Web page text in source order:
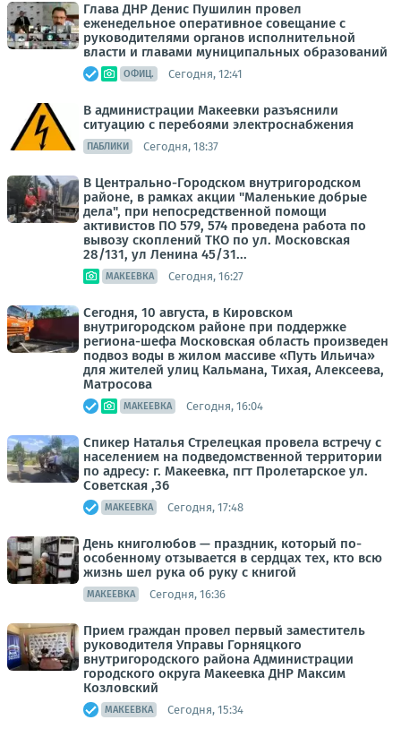
Глава ДНР Денис Пушилин провел
еженедельное оперативное совещание с
руководителями органов исполнительной
власти и главами муниципальных образований
ОФИЦ. Сегодня, 12:41
В администрации Макеевки разъяснили
ситуацию с перебоями электроснабжения
ПАБЛИКИ Сегодня, 18:37
В Центрально-Городском внутригородском
районе, в рамках акции "Маленькие добрые
дела", при непосредственной помощи
активистов ПО 579, 574 проведена работа по
вывозу скоплений ТКО по ул. Московская
28/131, ул Ленина 45/31...
МАКЕЕВКА Сегодня, 16:27
Сегодня, 10 августа, в Кировском
внутригородском районе при поддержке
региона-шефа Московская область произведен
подвоз воды в жилом массиве «Путь Ильича»
для жителей улиц Кальмана, Тихая, Алексеева,
Матросова
МАКЕЕВКА Сегодня, 16:04
Спикер Наталья Стрелецкая провела встречу с
населением на подведомственной территории
по адресу: г. Макеевка, пгт Пролетарское ул.
Советская ,36
МАКЕЕВКА Сегодня, 17:48
День книголюбов — праздник, который по-
особенному отзывается в сердцах тех, кто всю
жизнь шел рука об руку с книгой
МАКЕЕВКА Сегодня, 16:36
Прием граждан провел первый заместитель
руководителя Управы Горняцкого
внутригородского района Администрации
городского округа Макеевка ДНР Максим
Козловский
МАКЕЕВКА Сегодня, 15:34